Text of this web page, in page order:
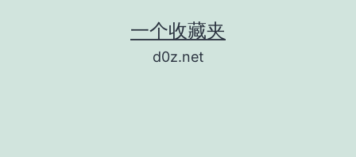
一个收藏夹
d0z.net